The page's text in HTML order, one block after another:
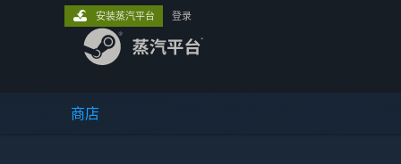
商店
安装蒸汽平台 登录